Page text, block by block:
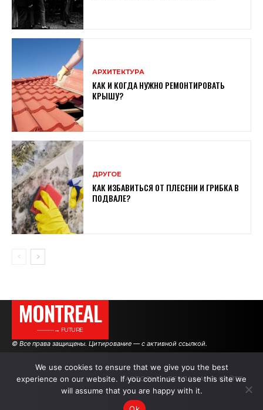
АРХИТЕКТУРА
КАК И КОГДА НУЖНО РЕМОНТИРОВАТЬ
КРЫШУ?
ДРУГОЕ
КАК ИЗБАВИТЬСЯ ОТ ПЛЕСЕНИ И ГРИБКА В
ПОДВАЛЕ?
MONTREAL
———→ FUTURE
© Все права защищены. Цитирование — с активной ссылкой.
АВТОРЫ РЕКЛАМА НА САЙТЕ
We use cookies to ensure that we give you the best
experience on our website. If you continue to use this site we
will assume that you are happy with it.